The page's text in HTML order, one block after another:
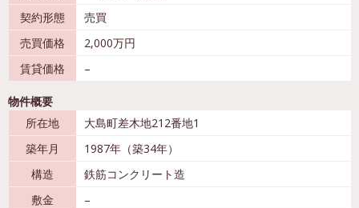
契約形態
売買
売買価格
2,000万円
賃貸価格
–
物件概要
所在地
大島町差木地212番地1
築年月
1987年（築34年）
構造
鉄筋コンクリート造
敷金
–